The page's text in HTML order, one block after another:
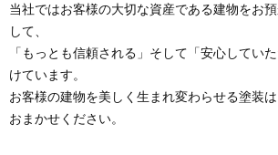
当社ではお客様の大切な資産である建物をお
して、
「もっとも信頼される」そして「安心してい
けています。
お客様の建物を美しく生まれ変わらせる塗装
おまかせください。